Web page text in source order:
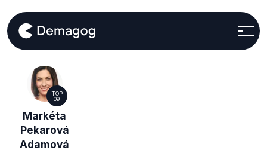
TOP
09
Markéta
Pekarová
Adamová